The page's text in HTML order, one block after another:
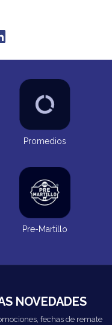
Promedios
Pre-Martillo
NOVEDADES
fechas de remate